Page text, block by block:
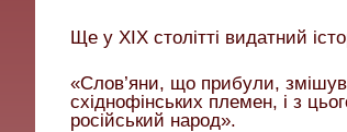
Ще у XIX столітті видатний
«Слов’яни, що прибули,
східнофінських племен, і з
російський народ».